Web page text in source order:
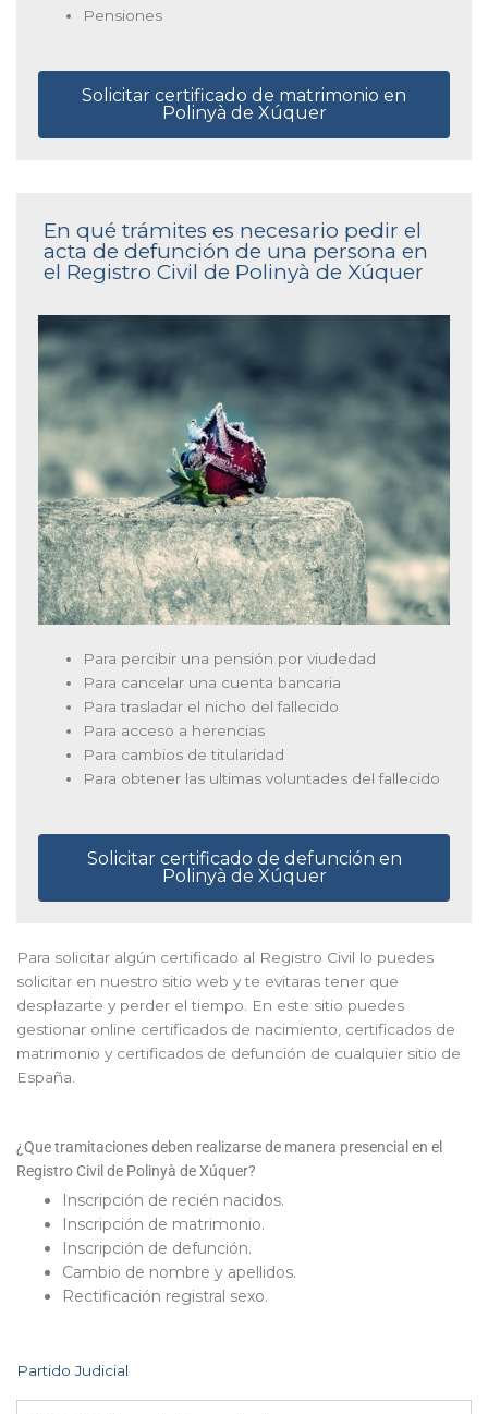
Pensiones
Solicitar certificado de matrimonio en
Polinyà de Xúquer
En qué trámites es necesario pedir el
acta de defunción de una persona en
el Registro Civil de Polinyà de Xúquer
Para percibir una pensión por viudedad
Para cancelar una cuenta bancaria
Para trasladar el nicho del fallecido
Para acceso a herencias
Para cambios de titularidad
Para obtener las ultimas voluntades del fallecido
Solicitar certificado de defunción en
Polinyà de Xúquer
Para solicitar algún certificado al Registro Civil lo puedes
solicitar en nuestro sitio web y te evitaras tener que
desplazarte y perder el tiempo. En este sitio puedes
gestionar online certificados de nacimiento, certificados de
matrimonio y certificados de defunción de cualquier sitio de
España.
¿Que tramitaciones deben realizarse de manera presencial en el
Registro Civil de Polinyà de Xúquer?
Inscripción de recién nacidos.
Inscripción de matrimonio.
Inscripción de defunción.
Cambio de nombre y apellidos.
Rectificación registral sexo.
Partido Judicial